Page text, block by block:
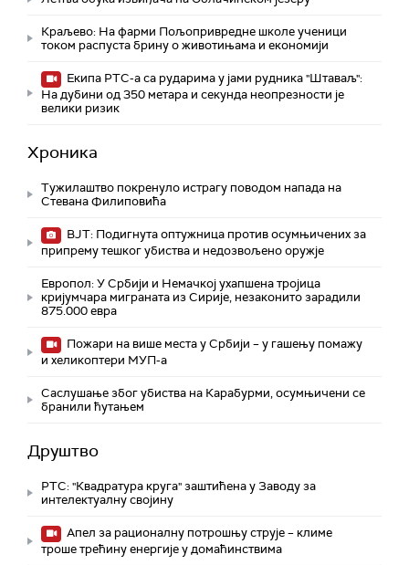
Краљево: На фарми Пољопривредне школе ученици
током распуста брину о животињама и економији
Екипа РТС-а са рударима у јами рудника "Штаваљ":
На дубини од 350 метара и секунда неопрезности је
велики ризик
Хроника
Тужилаштво покренуло истрагу поводом напада на
Стевана Филиповића
ВЈТ: Подигнута оптужница против осумњичених за
припрему тешког убиства и недозвољено оружје
Европол: У Србији и Немачкој ухапшена тројица
кријумчара миграната из Сирије, незаконито зарадили
875.000 евра
Пожари на више места у Србији – у гашењу помажу
и хеликоптери МУП-а
Саслушање због убиства на Карабурми, осумњичени се
бранили ћутањем
Друштво
РТС: "Квадратура круга" заштићена у Заводу за
интелектуалну својину
Апел за рационалну потрошњу струје – климе
троше трећину енергије у домаћинствима